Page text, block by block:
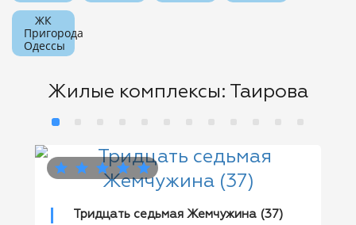
ЖК
Пригорода
Одессы
Жилые комплексы: Таирова
Тридцать седьмая Жемчужина (37)